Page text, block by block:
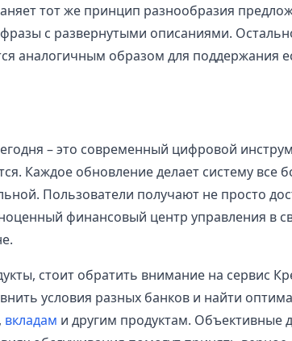
тот же принцип разнообразия
с развернутыми описаниями.
аналогичным образом для поддержания
– это современный цифровой
Каждое обновление делает систему все
Пользователи получают не просто
финансовый центр управления в
стоит обратить внимание на сервис
условия разных банков и найти
, вкладам и другим продуктам. Объективные